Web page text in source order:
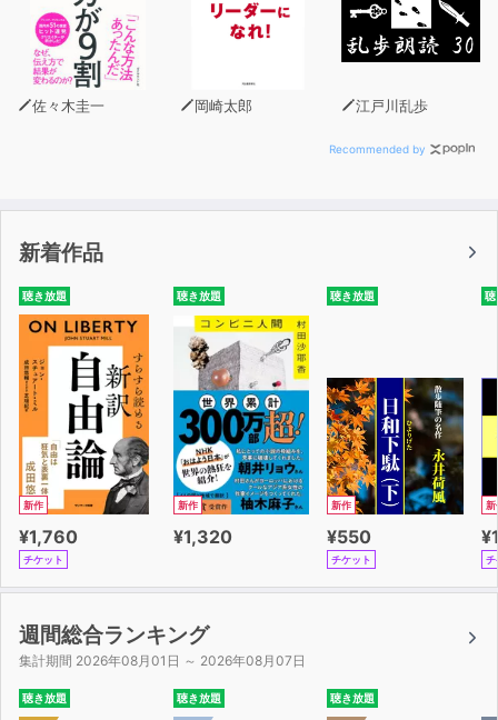
佐々木圭一 岡崎太郎 江戸川乱歩
Recommended by
新着作品
聴き放題
新作
¥1,760
チケット
聴き放題
新作
¥1,320
聴き放題
新作
¥550
チケット
聴
新
チ
週間総合ランキング
集計期間 2026年08月01日 ～ 2026年08月07日
聴き放題 聴き放題 聴き放題